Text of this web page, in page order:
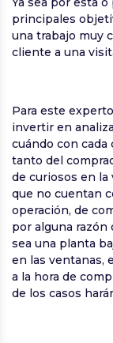
principales
una trabajo muy
cliente a una
Para este
invertir en
cuándo con
tanto del
de curiosos en la
que no cuentan
operación, de
por alguna razón
sea una planta
en las ventanas,
a la hora de
de los casos